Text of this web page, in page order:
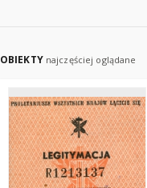
OBIEKTY najczęściej oglądane